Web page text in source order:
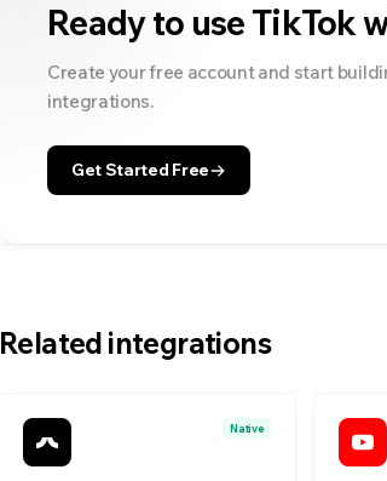
Ready to use TikTok
Create your free account and start
integrations.
Get Started Free
Related integrations
Native